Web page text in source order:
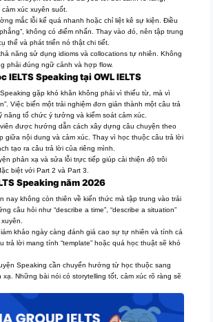
xúc xuyên suốt.
mắc lỗi kể quá nhanh hoặc chỉ liệt kê sự kiện. Điều
không có điểm nhấn. Thay vào đó, nên tập trung
thể và phát triển nó thật chi tiết.
năng sử dụng idioms và collocations tự nhiên. Không
phải đúng ngữ cảnh và hợp flow.
IELTS Speaking tại OWL IELTS
gặp khó khăn không phải vì thiếu từ, mà vì
Việc biến một trải nghiệm đơn giản thành một câu trả
năng tổ chức ý tưởng và kiểm soát cảm xúc.
viên được hướng dẫn cách xây dựng câu chuyện theo
giữa nội dung và cảm xúc. Thay vì học thuộc câu trả lời
tạo ra câu trả lời của riêng mình.
phản xạ và sửa lỗi trực tiếp giúp cải thiện độ trôi
biệt với Part 2 và Part 3.
Speaking năm 2026
nay không còn thiên về kiến thức mà tập trung vào trải
câu hỏi như “describe a time”, “describe a situation”
khảo ngày càng đánh giá cao sự tự nhiên và tính cá
trả lời mang tính “template” hoặc quá học thuật sẽ khó
Speaking cần chuyển hướng từ học thuộc sang
Những bài nói có storytelling tốt, cảm xúc rõ ràng sẽ